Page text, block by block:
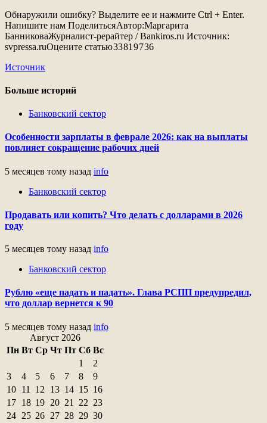
Обнаружили ошибку? Выделите ее и нажмите Ctrl + Enter.
Напишите нам ПоделитьсяАвтор:Маргарита
БанниковаЖурналист-рерайтер / Bankiros.ru Источник:
svpressa.ruОцените статью3381 9736
Источник
Больше историй
Банковский сектор
Особенности зарплаты в феврале 2026: как на выплаты
повлияет сокращение рабочих дней
5 месяцев тому назад info
Банковский сектор
Продавать или копить? Что делать с долларами в 2026
году
5 месяцев тому назад info
Банковский сектор
Рублю «еще падать и падать». Глава РСПП предупредил,
что доллар вернется к 90
5 месяцев тому назад info
Август 2026
Пн Вт Ср Чт Пт Сб Вс
1
2
3
4 5 6 7 8
9
10 11 12 13 14 15 16
17 18 19 20 21 22 23
24 25 26 27 28 29 30